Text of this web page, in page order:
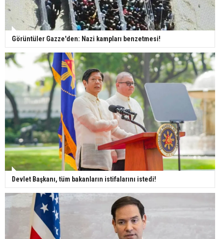
Görüntüler Gazze'den: Nazi kampları benzetmesi!
Devlet Başkanı, tüm bakanların istifalarını istedi!